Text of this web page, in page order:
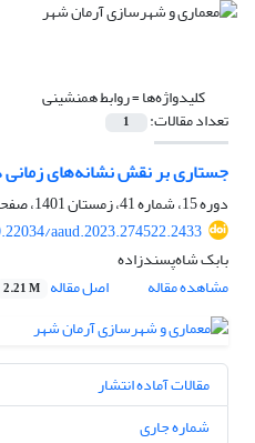
کلیدواژه‌ها =روابط همنشینی
تعداد مقالات: 1
جستاری بر نقش نشانه‌های زمانی
دوره 15، شماره 41، زمستان 1401، صفحه
aaud.2023.274522.2433
بابک شاه‌پسندزاده
مشاهده مقاله
اصل مقاله 2.21 M
مقالات آماده انتشار
شماره جاری